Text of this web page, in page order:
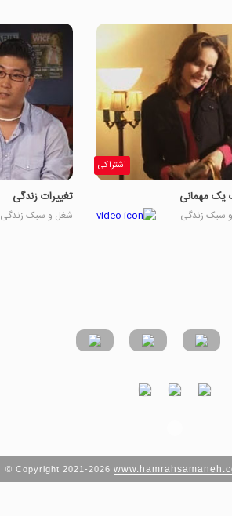
اشتراکی
یک مهمانی
سبک زندگی
تغییرات زندگی
شغل و سبک زندگی
© Copyright 2021-2026